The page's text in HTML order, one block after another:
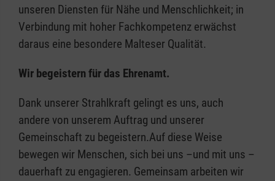
unseren Diensten für Nähe und Menschlichkeit; in
Verbindung mit hoher Fachkompetenz erwächst
daraus eine besondere Malteser Qualität.
Wir begeistern für das Ehrenamt.
Dank unserer Strahlkraft gelingt es uns, auch
andere von unserem Auftrag und unserer
Gemeinschaft zu begeistern.Auf diese Weise
bewegen wir Menschen, sich bei uns –und mit uns –
dauerhaft zu engagieren. Gemeinsam arbeiten wir